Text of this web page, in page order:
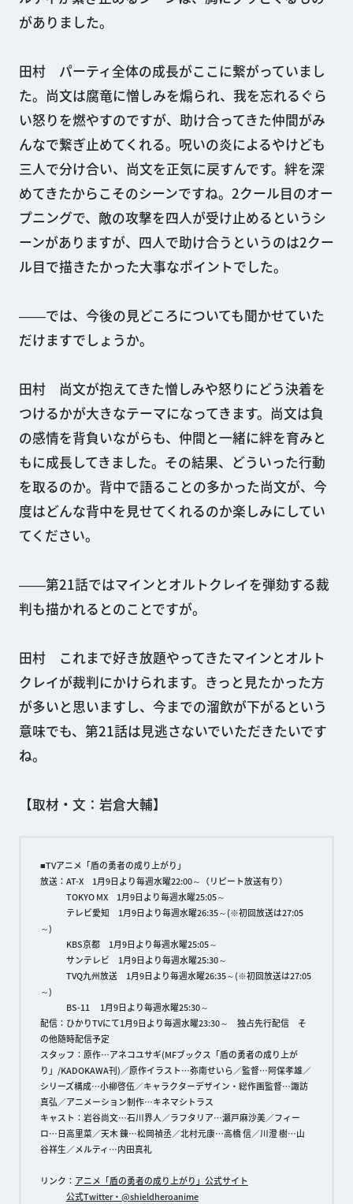
がありました。
田村 パーティ全体の成長がここに繋がっていまし
た。尚文は腐竜に憎しみを煽られ、我を忘れるぐら
い怒りを燃やすのですが、助け合ってきた仲間がみ
んなで繋ぎ止めてくれる。呪いの炎によるやけども
三人で分け合い、尚文を正気に戻すんです。絆を深
めてきたからこそのシーンですね。2クール目のオー
プニングで、敵の攻撃を四人が受け止めるというシ
ーンがありますが、四人で助け合うというのは2クー
ル目で描きたかった大事なポイントでした。
――では、今後の見どころについても聞かせていた
だけますでしょうか。
田村 尚文が抱えてきた憎しみや怒りにどう決着を
つけるかが大きなテーマになってきます。尚文は負
の感情を背負いながらも、仲間と一緒に絆を育みと
もに成長してきました。その結果、どういった行動
を取るのか。背中で語ることの多かった尚文が、今
度はどんな背中を見せてくれるのか楽しみにしてい
てください。
――第21話ではマインとオルトクレイを弾劾する裁
判も描かれるとのことですが。
田村 これまで好き放題やってきたマインとオルト
クレイが裁判にかけられます。きっと見たかった方
が多いと思いますし、今までの溜飲が下がるという
意味でも、第21話は見逃さないでいただきたいです
ね。
【取材・文：岩倉大輔】
■TVアニメ「盾の勇者の成り上がり」
放送：AT-X 1月9日より毎週水曜22:00～（リピート放送有り）
TOKYO MX 1月9日より毎週水曜25:05～
テレビ愛知 1月9日より毎週水曜26:35～(※初回放送は27:05
～)
KBS京都 1月9日より毎週水曜25:05～
サンテレビ 1月9日より毎週水曜25:30～
TVQ九州放送 1月9日より毎週水曜26:35～(※初回放送は27:05
～)
BS-11 1月9日より毎週水曜25:30～
配信：ひかりTVにて1月9日より毎週水曜23:30～ 独占先行配信 そ
の他随時配信予定
スタッフ：原作…アネコユサギ(MFブックス「盾の勇者の成り上が
り」/KADOKAWA刊)／原作イラスト…弥南せいら／監督…阿保孝雄／
シリーズ構成…小柳啓伍／キャラクターデザイン・総作画監督…諏訪
真弘／アニメーション制作…キネマシトラス
キャスト：岩谷尚文…石川界人／ラフタリア…瀬戸麻沙美／フィー
ロ…日高里菜／天木 錬…松岡禎丞／北村元康…高橋 信／川澄 樹…山
谷祥生／メルティ…内田真礼
リンク： アニメ「盾の勇者の成り上がり」公式サイト
公式Twitter・@shieldheroanime